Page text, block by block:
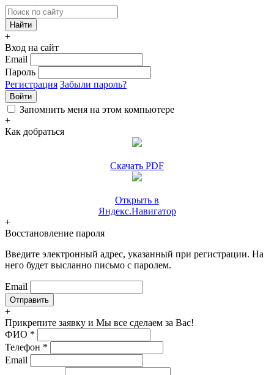
+
Вход на сайт
Email
Пароль
Регистрация Забыли пароль?
Войти
Запомнить меня на этом компьютере
+
Как добраться
Скачать PDF
Открыть в
Яндекс.Навигатор
+
Восстановление пароля
Введите электронный адрес, указанный при регистрации. На
него будет высланно письмо с паролем.
Email
+
Прикрепите заявку и Мы все сделаем за Вас!
ФИО *
Телефон *
Email